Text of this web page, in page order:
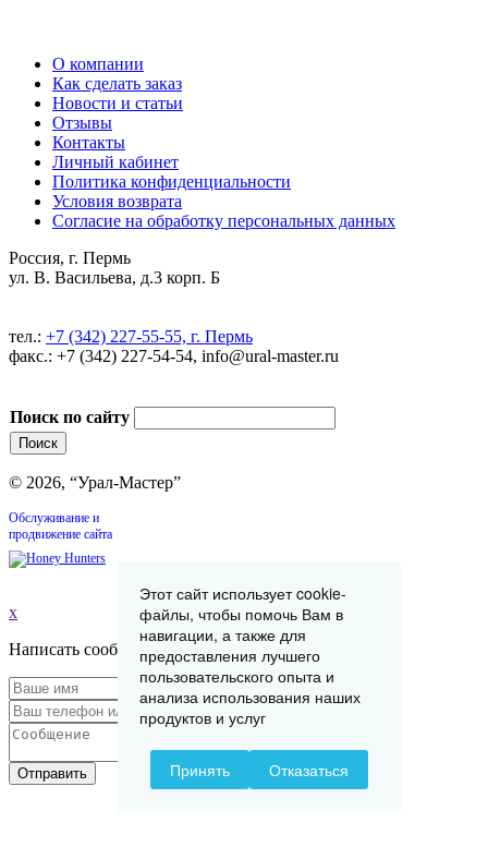
О компании
Как сделать заказ
Новости и статьи
Отзывы
Контакты
Личный кабинет
Политика конфиденциальности
Условия возврата
Согласие на обработку персональных данных
Россия, г. Пермь
ул. В. Васильева, д.3 корп. Б
тел.: +7 (342) 227-55-55, г. Пермь
факс.: +7 (342) 227-54-54, info@ural-master.ru
Поиск по сайту
© 2026, “Урал-Мастер”
Обслуживание и
продвижение сайта
x
Написать сообщение
Отправить
Этот сайт использует cookie-
файлы, чтобы помочь Вам в
навигации, а также для
предоставления лучшего
пользовательского опыта и
анализа использования наших
продуктов и услуг
Принять Отказаться